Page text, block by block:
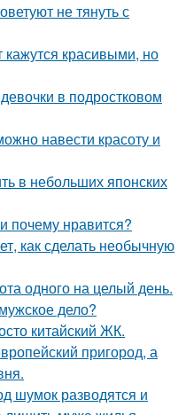
не тянуть с
кажутся красивыми, но
в подростковом
навести красоту и
в небольших японских
почему нравится?
как сделать необычную
одного на целый день.
дело?
китайский ЖК.
пригород, а
шумок разводятся и